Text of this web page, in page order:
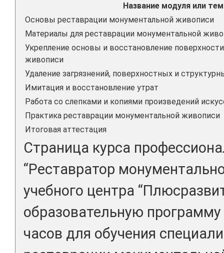
Название модуля или
Основы реставрации монументальной живописи
Материалы для реставрации монументальной
Укрепление основы и восстановление
живописи
Удаление загрязнений, поверхностных и
Имитация и восстановление утрат
Работа со слепками и копиями произведений
Практика реставрации монументальной живописи
Итоговая аттестация
Страница курса
“Реставратор
учебного центра
образовательную
часов для обучения